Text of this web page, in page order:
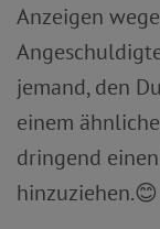
Anzeigen
jemand, den
einem
dringend einen
hinzuziehen.😊